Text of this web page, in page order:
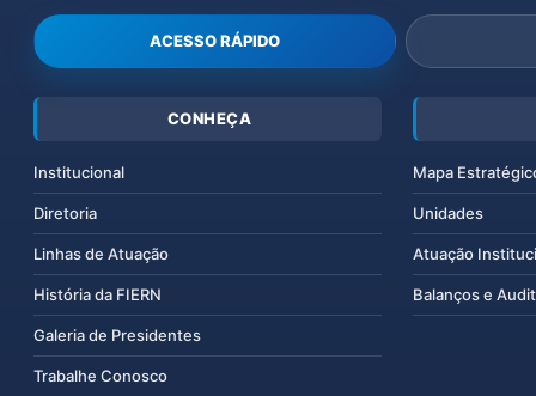
ACESSO RÁPIDO
CONHEÇA
Institucional
Diretoria
Linhas de Atuação
História da FIERN
Galeria de Presidentes
Trabalhe Conosco
Mapa
Unidades
Atuação
Balanços e